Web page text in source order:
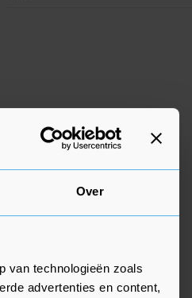
Over
van technologieën zoals
advertenties en content,